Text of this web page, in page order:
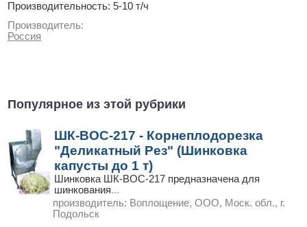
Производительность: 5-10 т/ч
Производитель:
Россия
Популярное из этой рубрики
ШК-ВОС-217 - Корнеплодорезка
"Деликатный Рез" (Шинковка
капусты до 1 т)
Шинковка ШК-ВОС-217 предназначена для
шинкования...
производитель: Воплощение, ООО, Моск. обл., г.
Подольск